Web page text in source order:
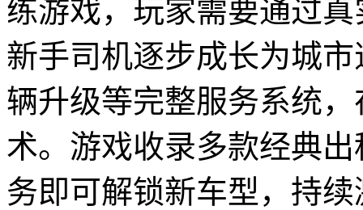
练游戏，玩家需要通过
新手司机逐步成长为城
辆升级等完整服务系统
术。游戏收录多款经典
务即可解锁新车型，持